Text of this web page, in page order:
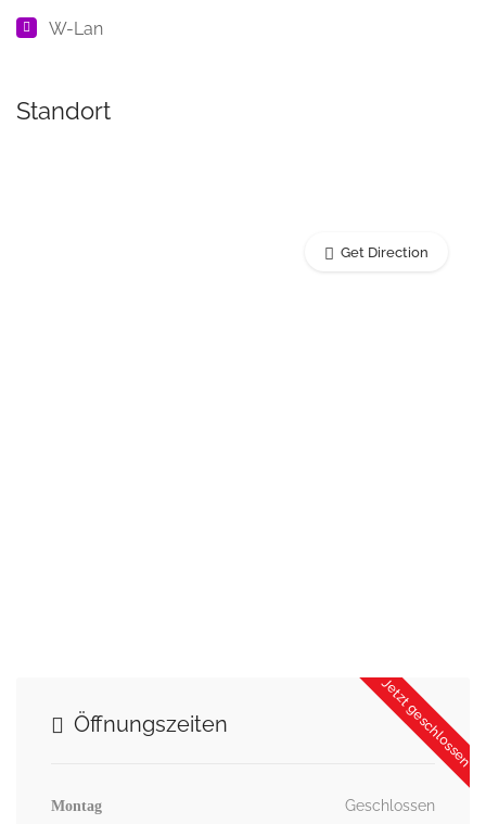
W-Lan
Standort
Get Direction
Jetzt geschlossen
Öffnungszeiten
Montag Geschlossen